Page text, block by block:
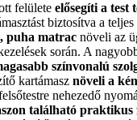
felületeelősegíti a test
biztosítva a
puha matrac növeli az
során. A
színvonalú
kartámasznöveli a
nehezedő
található praktikus